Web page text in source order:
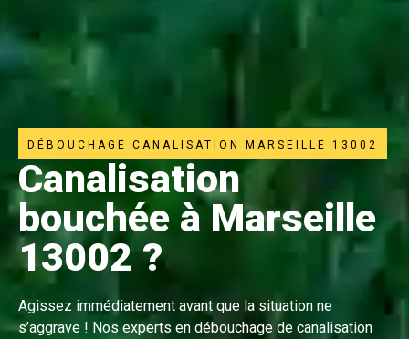
DÉBOUCHAGE CANALISATION MARSEILLE 13002
Canalisation
bouchée à Marseille
13002 ?
Agissez immédiatement avant que la situation ne
s’aggrave ! Nos experts en débouchage de canalisation